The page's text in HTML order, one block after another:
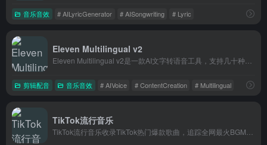
音乐音效 # AILyricGenerator # AISongwriting # Lyric
Eleven Multilingual v2
剪辑配音 音乐音效 # AIVoice # ContentCreation # Multilingual
TikTok流行音乐